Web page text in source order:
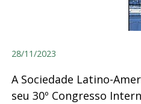
28/11/2023
A Sociedade Latino-
seu 30º Congresso